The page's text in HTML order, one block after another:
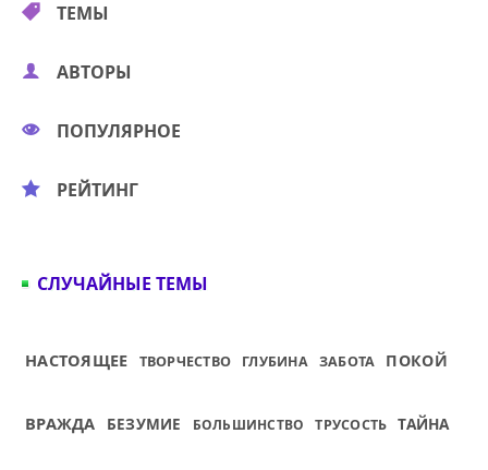
ТЕМЫ
АВТОРЫ
ПОПУЛЯРНОЕ
РЕЙТИНГ
СЛУЧАЙНЫЕ ТЕМЫ
НАСТОЯЩЕЕ ТВОРЧЕСТВО ГЛУБИНА ЗАБОТА ПОКОЙ
ВРАЖДА БЕЗУМИЕ БОЛЬШИНСТВО ТРУСОСТЬ ТАЙНА